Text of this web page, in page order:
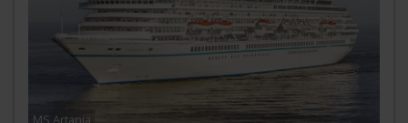
MS Artania